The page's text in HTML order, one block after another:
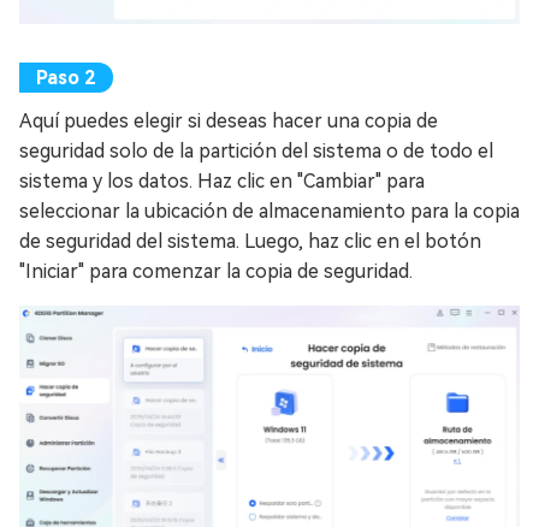
Aquí puedes elegir si deseas hacer una copia de
seguridad solo de la partición del sistema o de todo el
sistema y los datos. Haz clic en "Cambiar" para
seleccionar la ubicación de almacenamiento para la copia
de seguridad del sistema. Luego, haz clic en el botón
"Iniciar" para comenzar la copia de seguridad.